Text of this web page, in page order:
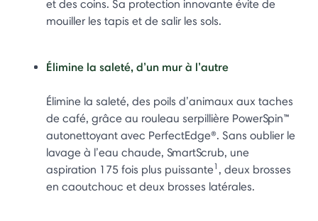
et des coins. Sa protection innovante évite de
mouiller les tapis et de salir les sols.
Élimine la saleté, d’un mur à l’autre
Élimine la saleté, des poils d’animaux aux taches
de café, grâce au rouleau serpillière PowerSpin™
autonettoyant avec PerfectEdge®. Sans oublier le
lavage à l’eau chaude, SmartScrub, une
aspiration 175 fois plus puissante1 , deux brosses
en caoutchouc et deux brosses latérales.